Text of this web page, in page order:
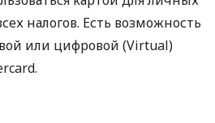
налогов. Есть возможность
или цифровой (Virtual)